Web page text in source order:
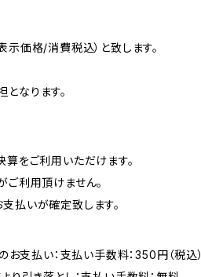
示価格/消費税込）と致します。
なります。
算をご利用いただけます。
ご利用頂けません。
払いが確定致します。
お支払い：支払い手数料：350円（税込）